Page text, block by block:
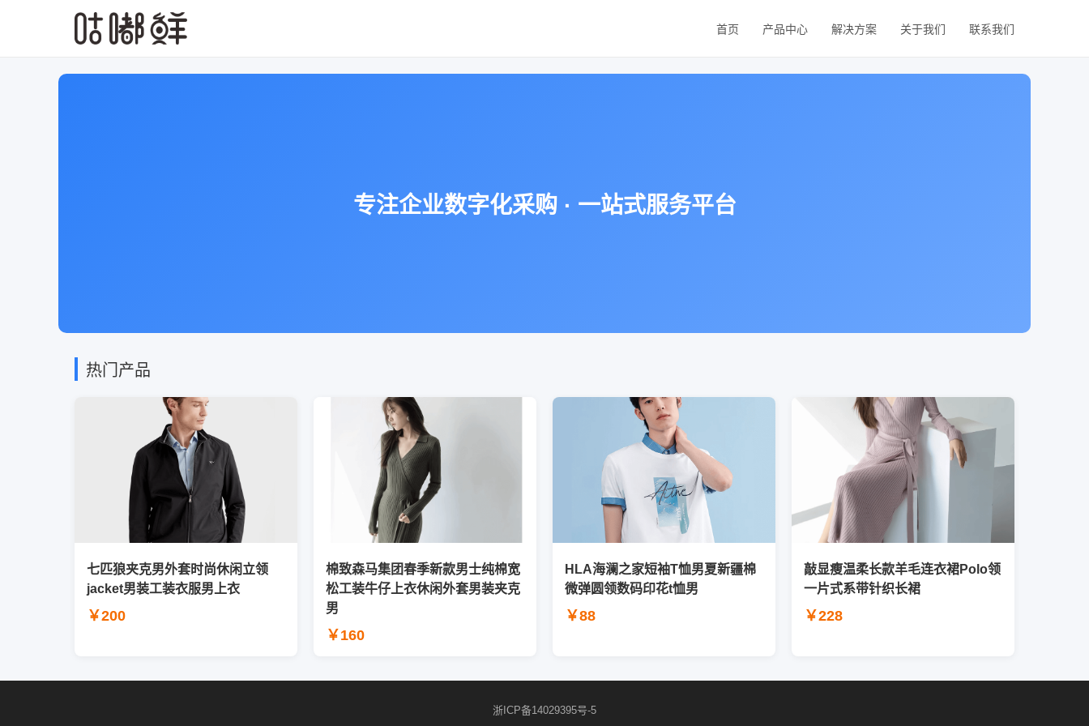
首页 产品中心 解决方案 关于我们 联系我们
专注企业数字化采购 · 一站式服务平台
热门产品
七匹狼夹克男外套时尚休闲立领
jacket男装工装衣服男上衣
￥200
棉致森马集团春季新款男士纯棉宽
松工装牛仔上衣休闲外套男装夹克
男
￥160
HLA海澜之家短袖T恤男夏新疆棉
微弹圆领数码印花t恤男
￥88
敲显瘦温柔长款羊毛连衣裙Polo领
一片式系带针织长裙
￥228
浙ICP备14029395号-5